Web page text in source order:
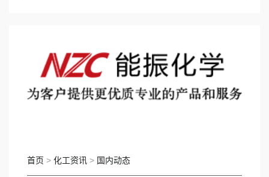
国际动态
首页 > 化工资讯 > 国内动态